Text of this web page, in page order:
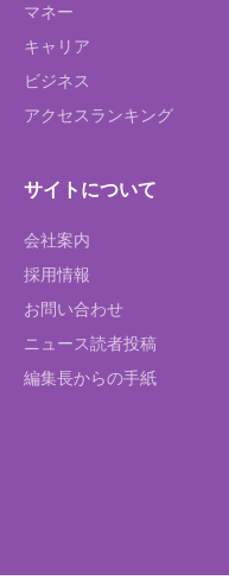
マネー
キャリア
ビジネス
アクセスランキング
サイトについて
会社案内
採用情報
お問い合わせ
ニュース読者投稿
編集長からの手紙